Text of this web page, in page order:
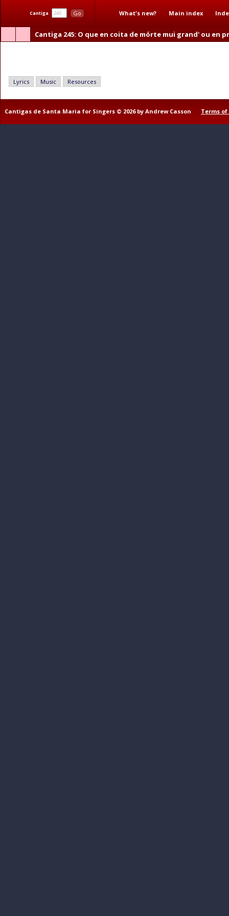
Cantiga Go What's new? Main index
Cantiga 245: O que en coita de mórte mui grand' ou en
Lyrics Music Resources
Cantigas de Santa Maria for Singers © 2026 by Andrew Casson Terms of